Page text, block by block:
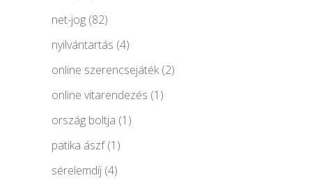
net-jog (82)
nyilvántartás (4)
online szerencsejáték(2)
online vitarendezés (1)
ország boltja (1)
patika ászf(1)
sérelemdíj (4)